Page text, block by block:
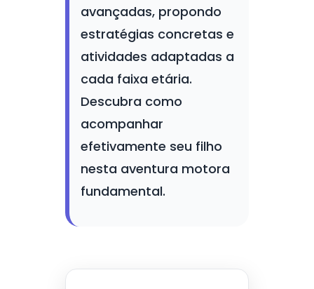
avançadas, propondo
estratégias concretas e
atividades adaptadas a
cada faixa etária.
Descubra como
acompanhar
efetivamente seu filho
nesta aventura motora
fundamental.